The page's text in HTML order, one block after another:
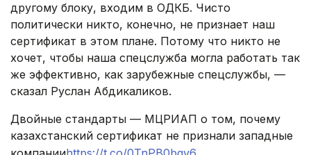
другому блоку, входим в ОДКБ. Чисто
политически никто, конечно, не признает наш
сертификат в этом плане. Потому что никто не
хочет, чтобы наша спецслужба могла работать так
же эффективно, как зарубежные спецслужбы, —
сказал Руслан Абдикаликов.
Двойные стандарты — МЦРИАП о том, почему
казахстанский сертификат не признали западные